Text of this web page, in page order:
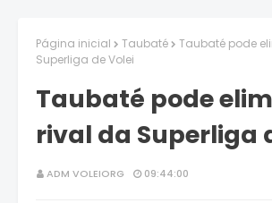
Página inicial Taubaté
Taubaté pode
Superliga de Volei
Taubaté pode
rival da Superliga
ADM VOLEIORG 09:44:00